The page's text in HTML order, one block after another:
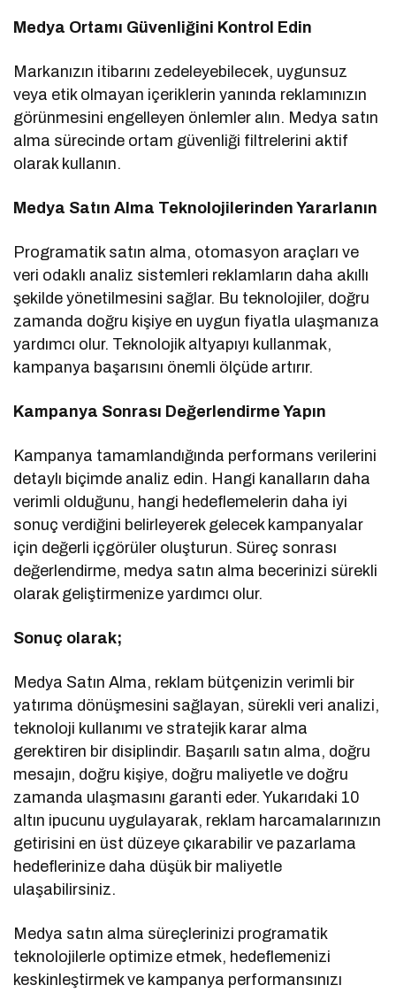
Medya Ortamı Güvenliğini Kontrol Edin
Markanızın itibarını zedeleyebilecek, uygunsuz
veya etik olmayan içeriklerin yanında reklamınızın
görünmesini engelleyen önlemler alın. Medya satın
alma sürecinde ortam güvenliği filtrelerini aktif
olarak kullanın.
Medya Satın Alma Teknolojilerinden Yararlanın
Programatik satın alma, otomasyon araçları ve
veri odaklı analiz sistemleri reklamların daha akıllı
şekilde yönetilmesini sağlar. Bu teknolojiler, doğru
zamanda doğru kişiye en uygun fiyatla ulaşmanıza
yardımcı olur. Teknolojik altyapıyı kullanmak,
kampanya başarısını önemli ölçüde artırır.
Kampanya Sonrası Değerlendirme Yapın
Kampanya tamamlandığında performans verilerini
detaylı biçimde analiz edin. Hangi kanalların daha
verimli olduğunu, hangi hedeflemelerin daha iyi
sonuç verdiğini belirleyerek gelecek kampanyalar
için değerli içgörüler oluşturun. Süreç sonrası
değerlendirme, medya satın alma becerinizi sürekli
olarak geliştirmenize yardımcı olur.
Sonuç olarak;
Medya Satın Alma, reklam bütçenizin verimli bir
yatırıma dönüşmesini sağlayan, sürekli veri analizi,
teknoloji kullanımı ve stratejik karar alma
gerektiren bir disiplindir. Başarılı satın alma, doğru
mesajın, doğru kişiye, doğru maliyetle ve doğru
zamanda ulaşmasını garanti eder. Yukarıdaki 10
altın ipucunu uygulayarak, reklam harcamalarınızın
getirisini en üst düzeye çıkarabilir ve pazarlama
hedeflerinize daha düşük bir maliyetle
ulaşabilirsiniz.
Medya satın alma süreçlerinizi programatik
teknolojilerle optimize etmek, hedeflemenizi
keskinleştirmek ve kampanya performansınızı